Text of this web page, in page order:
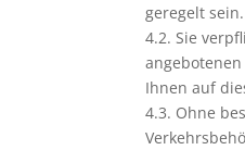
geregelt sein.
4.2. Sie
Ihnen auf
4.3. Ohne